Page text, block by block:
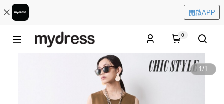
開啟APP
0
1/1